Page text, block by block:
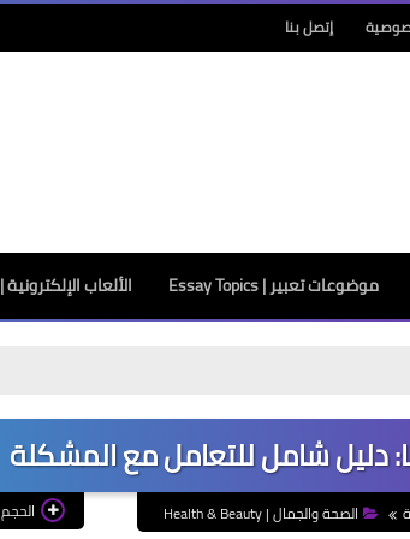
إتصل بنا
موضوعات تعبير | Essay Topics الألعاب الإلكترونية | Video Games
دليل شامل للتعامل مع المشكلة
الصحة والجمال | Health & Beauty الحجم